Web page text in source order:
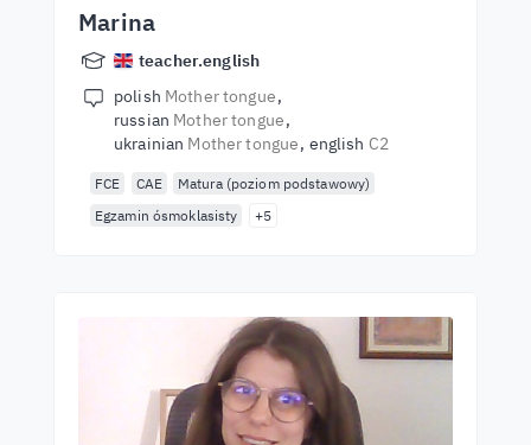
Marina
teacher.english
polish Mother tongue
russian Mother tongue
ukrainian Mother tongue english C2
FCE CAE
Matura (poziom podstawowy)
Egzamin ósmoklasisty
+5